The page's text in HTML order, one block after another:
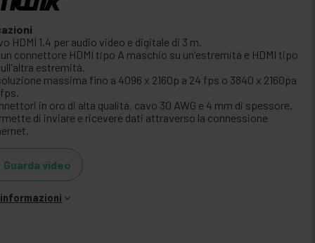
HDMI 1.4 per audio video e digitale di 3 m.
un connettore HDMI tipo A maschio su un'estremità e HDMI tipo
estremità.
massima fino a 4096 x 2160p a 24 fps o 3840 x 2160pa
in oro di alta qualità, cavo 30 AWG e 4 mm di spessore.
di inviare e ricevere dati attraverso la connessione
Guarda video